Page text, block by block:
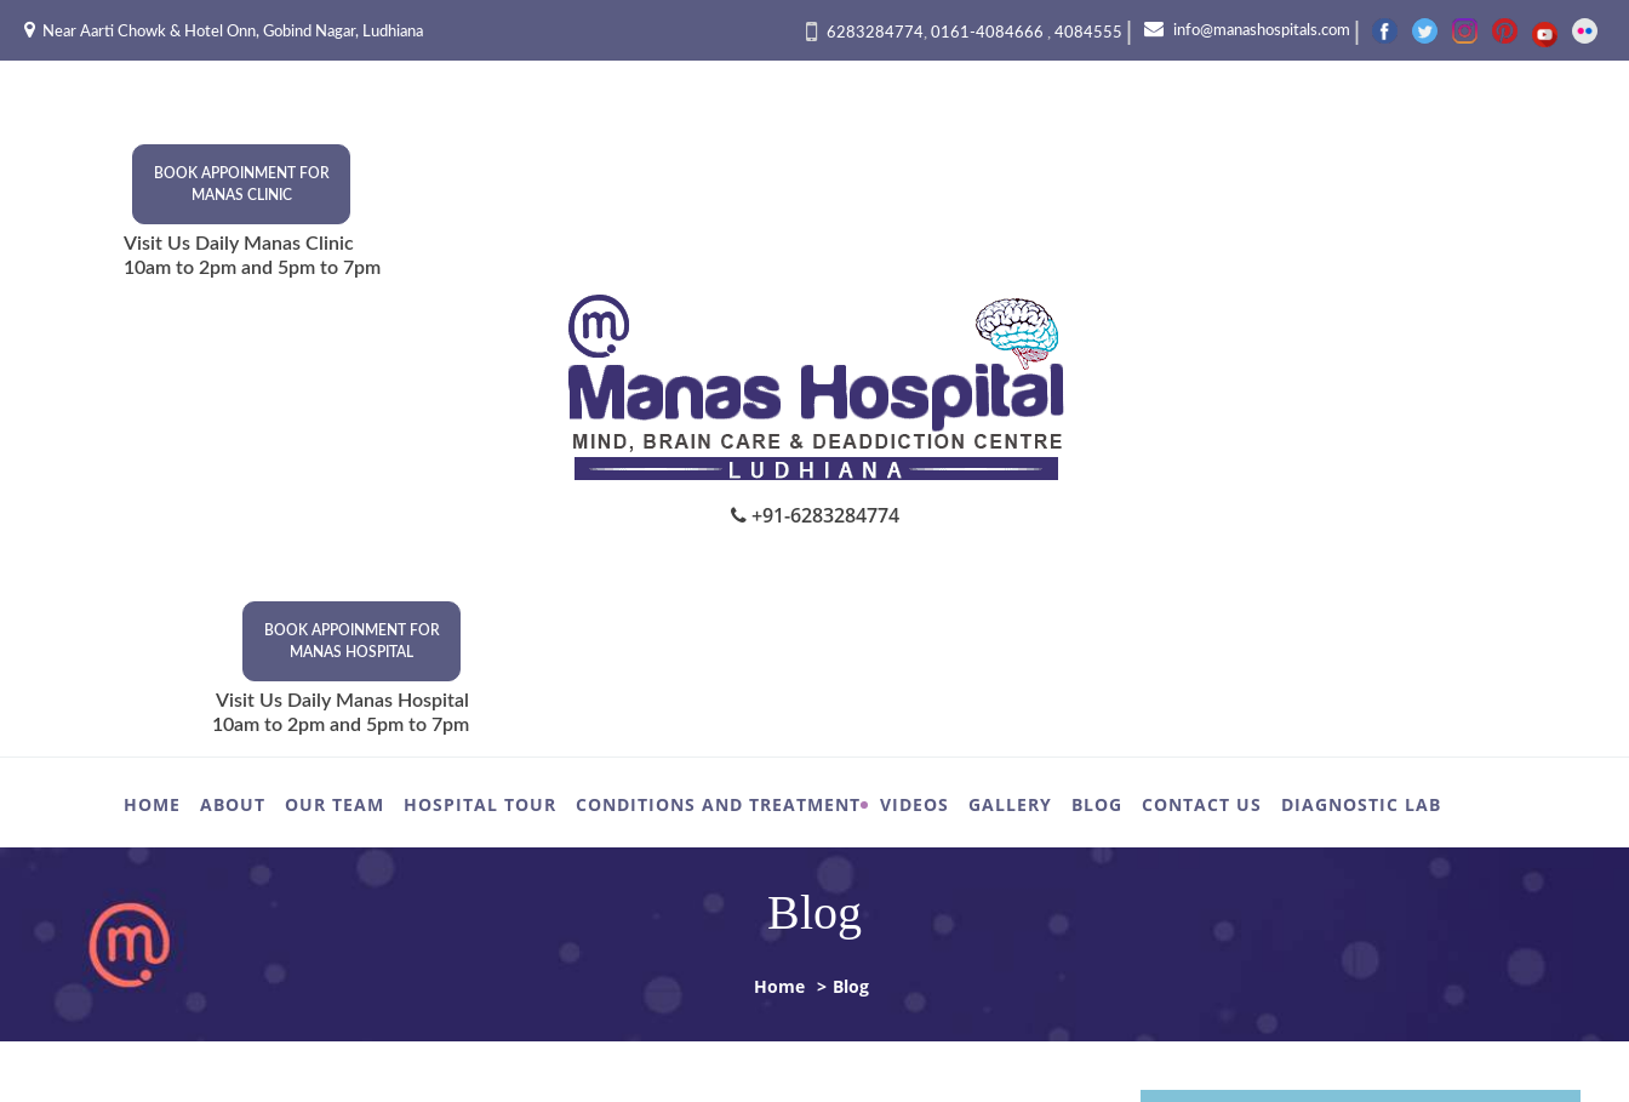
Near Aarti Chowk & Hotel Onn, Gobind Nagar, Ludhiana 6283284774, 0161-4084666 , 4084555 | info@manashospitals.com |
BOOK APPOINMENT FOR
MANAS CLINIC
Visit Us Daily Manas Clinic
10am to 2pm and 5pm to 7pm
+91-6283284774
BOOK APPOINMENT FOR
MANAS HOSPITAL
Visit Us Daily Manas Hospital
10am to 2pm and 5pm to 7pm
HOME ABOUT OUR TEAM HOSPITAL TOUR CONDITIONS AND TREATMENT VIDEOS GALLERY BLOG CONTACT US DIAGNOSTIC LAB
Blog
Home > Blog